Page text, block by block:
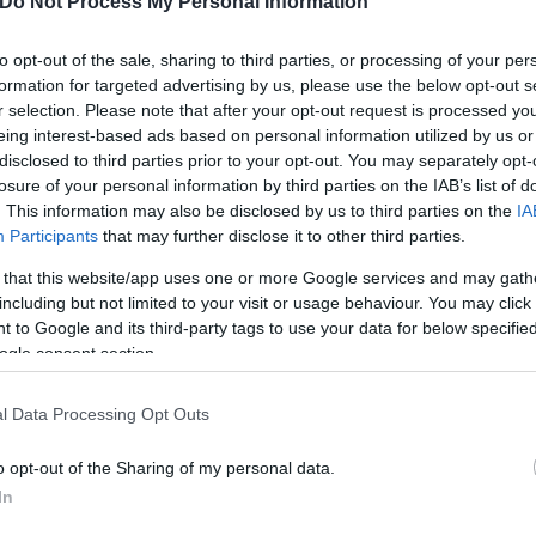
opt-out of the sale, sharing to third parties, or processing of your
for targeted advertising by us, please use the below opt-out
selection. Please note that after your opt-out request is processed
interest-based ads based on personal information utilized by us
to third parties prior to your opt-out. You may separately
of your personal information by third parties on the IAB’s list of
This information may also be disclosed by us to third parties on the
Participants that may further disclose it to other third parties.
that this website/app uses one or more Google services and may
but not limited to your visit or usage behaviour. You may
to Google and its third-party tags to use your data for below
consent section.
Data Processing Opt Outs
opt-out of the Sharing of my personal data.
στάθμευσης στον Πειραιά για το πάρκινγκ και
μέχρι να τα σταθμεύσουν.
του, στην διπλανή πολυκατοικία και να